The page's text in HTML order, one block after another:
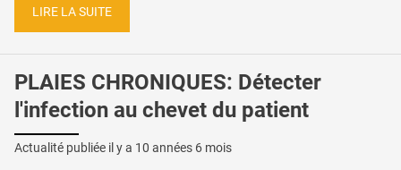
LIRE LA SUITE
PLAIES CHRONIQUES: Détecter
l'infection au chevet du patient
Actualité publiée il y a 10 années 6 mois